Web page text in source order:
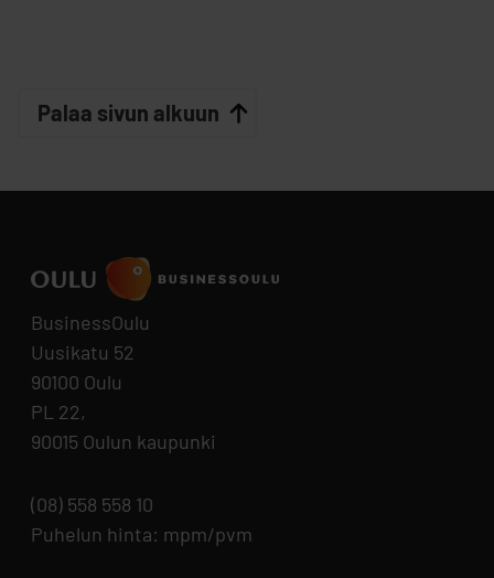
Palaa sivun alkuun
BusinessOulu
Uusikatu 52
90100 Oulu
PL 22,
90015 Oulun kaupunki
(08) 558 558 10
Puhelun hinta: mpm/pvm